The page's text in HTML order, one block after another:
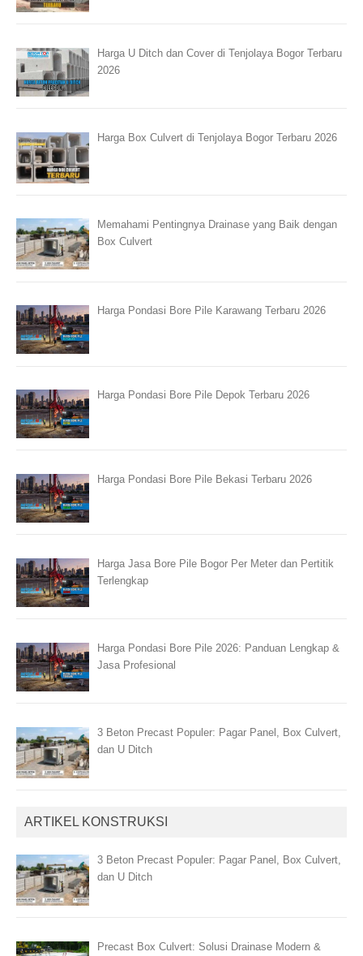
Harga U Ditch dan Cover di Tenjolaya Bogor Terbaru
2026
Harga Box Culvert di Tenjolaya Bogor Terbaru 2026
Memahami Pentingnya Drainase yang Baik dengan
Box Culvert
Harga Pondasi Bore Pile Karawang Terbaru 2026
Harga Pondasi Bore Pile Depok Terbaru 2026
Harga Pondasi Bore Pile Bekasi Terbaru 2026
Harga Jasa Bore Pile Bogor Per Meter dan Pertitik
Terlengkap
Harga Pondasi Bore Pile 2026: Panduan Lengkap &
Jasa Profesional
3 Beton Precast Populer: Pagar Panel, Box Culvert,
dan U Ditch
ARTIKEL KONSTRUKSI
3 Beton Precast Populer: Pagar Panel, Box Culvert,
dan U Ditch
Precast Box Culvert: Solusi Drainase Modern &